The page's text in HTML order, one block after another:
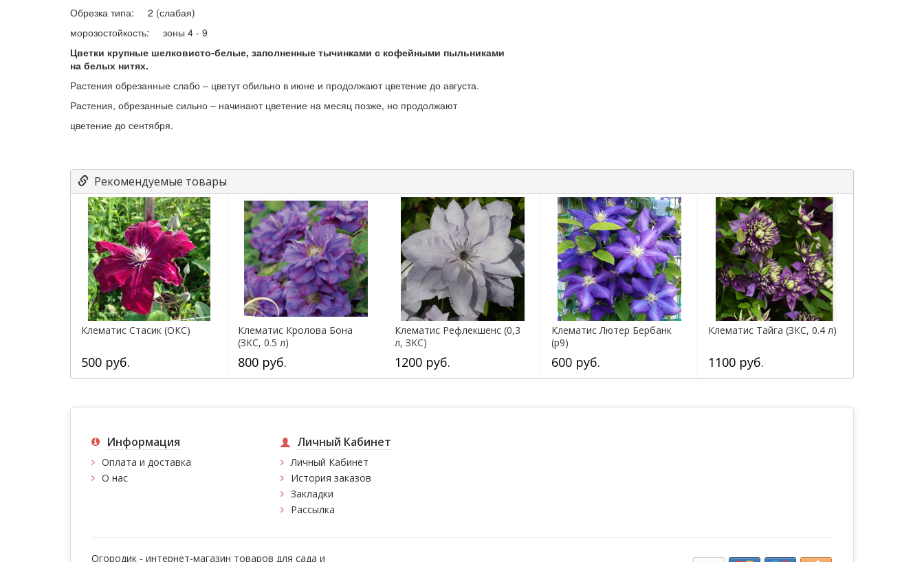
Обрезка типа: 2 (слабая)
морозостойкость: зоны 4 - 9
Цветки крупные шелковисто-белые, заполненные тычинками с кофейными пыльниками
на белых нитях.
Растения обрезанные слабо – цветут обильно в июне и продолжают цветение до августа.
Растения, обрезанные сильно – начинают цветение на месяц позже, но продолжают
цветение до сентября.
Рекомендуемые товары
Клематис Стасик (ОКС)
500 руб.
Клематис Кролова Бона
(ЗКС, 0.5 л)
800 руб.
Клематис Рефлекшенс (0,3
л, ЗКС)
1200 руб.
Клематис Лютер Бербанк
(р9)
600 руб.
Клематис Тайга (ЗКС, 0.4 л)
1100 руб.
Информация
Оплата и доставка
О нас
Личный Кабинет
Личный Кабинет
История заказов
Закладки
Рассылка
Огородик - интернет-магазин товаров для сада и